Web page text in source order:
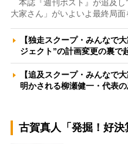
本誌『週刊ポスト』が追及し
大家さん」がいよいよ最終局面
【独走スクープ・みんなで
ジェクト”の計画変更の裏で
【追及スクープ・みんなで
明かされる柳瀬健一・代表
古賀真人「発掘！好決